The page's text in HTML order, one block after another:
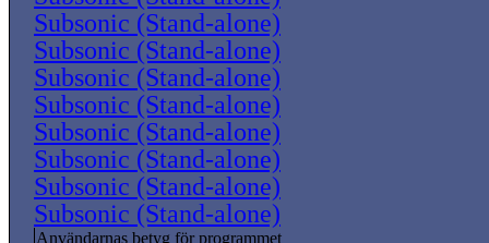
Subsonic (Stand-alone)
Subsonic (Stand-alone)
Subsonic (Stand-alone)
Subsonic (Stand-alone)
Subsonic (Stand-alone)
Subsonic (Stand-alone)
Subsonic (Stand-alone)
Subsonic (Stand-alone)
Användarnas betyg för programmet